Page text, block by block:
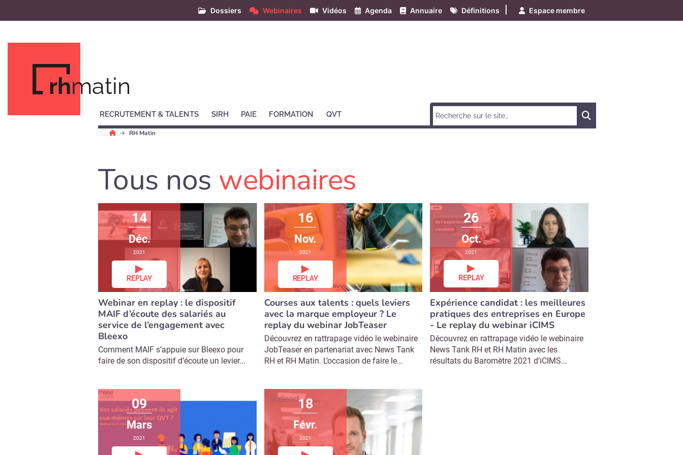
Dossiers Webinaires Vidéos Agenda Annuaire Définitions Espace membre
rhmatin
RECRUTEMENT & TALENTS SIRH PAIE FORMATION QVT
RH Matin
Tous nos webinaires
14
Déc.
2021
REPLAY
Webinar en replay : le dispositif
MAIF d’écoute des salariés au
service de l’engagement avec
Bleexo
Comment MAIF s’appuie sur Bleexo pour
faire de son dispositif d’écoute un levier...
16
Nov.
2021
REPLAY
Courses aux talents : quels leviers
avec la marque employeur ? Le
replay du webinar JobTeaser
Découvrez en rattrapage vidéo le webinaire
JobTeaser en partenariat avec News Tank
RH et RH Matin. L’occasion de faire le...
26
Oct.
2021
REPLAY
Expérience candidat : les meilleures
pratiques des entreprises en Europe
- Le replay du webinar iCIMS
Découvrez en rattrapage vidéo le webinaire
News Tank RH et RH Matin avec les
résultats du Baromètre 2021 d’iCIMS...
09
Mars
2021
18
Févr.
2021